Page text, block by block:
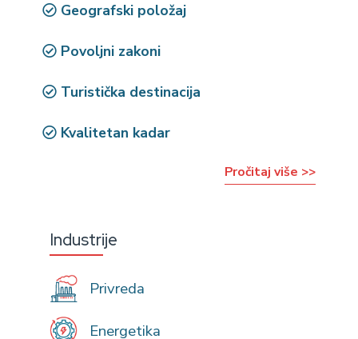
Geografski položaj
Povoljni zakoni
Turistička destinacija
Kvalitetan kadar
Pročitaj više >>
Industrije
Privreda
Energetika